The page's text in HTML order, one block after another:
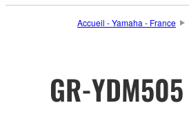
Accueil - Yamaha - France
GR-YDM505